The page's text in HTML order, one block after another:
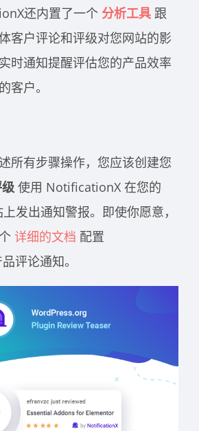
还内置了一个 分析工具 跟
客户评论和评级对您网站的影
时通知提醒评估您的产品效率
客户。
所有步骤操作，您应该创建您
使用 NotificationX 在您的
发出通知警报。即使你愿意，
详细的文档 配置
评论通知。